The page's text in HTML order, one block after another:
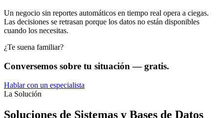
Un negocio sin reportes automáticos en tiempo real opera a ciegas.
Las decisiones se retrasan porque los datos no están disponibles
cuando los necesitas.
¿Te suena familiar?
Conversemos sobre tu situación — gratis.
Hablar con un especialista
La Solución
Soluciones de Sistemas y Bases de Datos